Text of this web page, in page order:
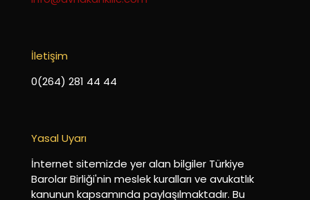
İletişim
0(264) 281 44 44
Yasal Uyarı
İnternet sitemizde yer alan bilgiler Türkiye
Barolar Birliği'nin meslek kuralları ve avukatlık
kanunun kapsamında paylaşılmaktadır. Bu